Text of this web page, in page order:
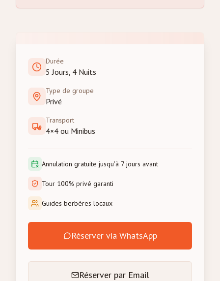
Durée
5 Jours, 4 Nuits
Type de groupe
Privé
Transport
4×4 ou Minibus
Annulation gratuite jusqu'à 7 jours avant
Tour 100% privé garanti
Guides berbères locaux
Réserver via WhatsApp
Réserver par Email